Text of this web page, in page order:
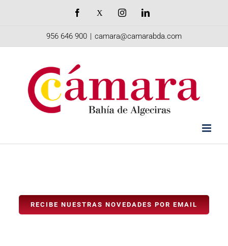
Facebook InstagramLinkedIn
956 646 900 | camara@camarabda.com
RECIBE NUESTRAS NOVEDADES POR EMAIL